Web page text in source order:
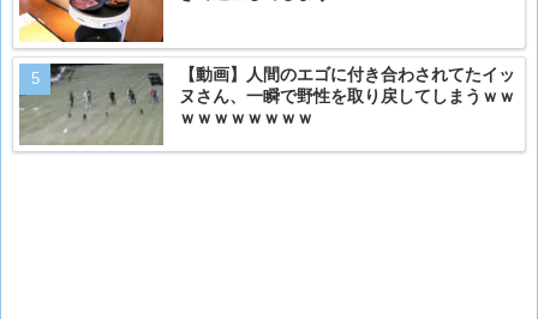
【動画】人間のエゴに付き合わされてたイッ
ヌさん、一瞬で野性を取り戻してしまうｗｗ
ｗｗｗｗｗｗｗｗ